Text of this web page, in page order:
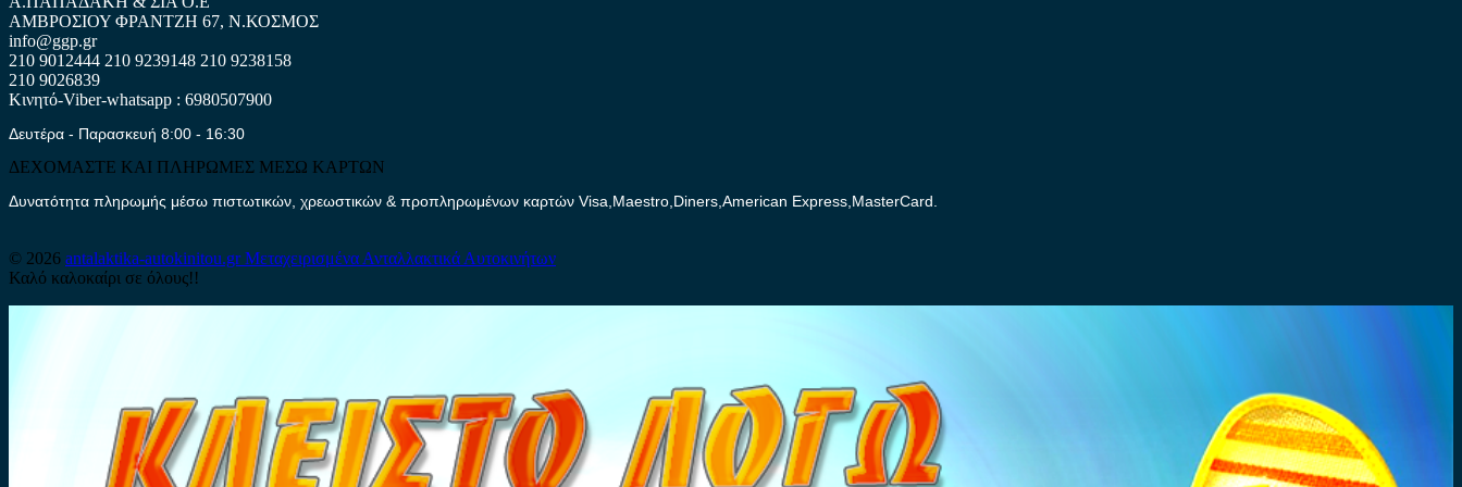
ΑΜΒΡΟΣΙΟΥ ΦΡΑΝΤΖΗ 67, Ν.ΚΟΣΜΟΣ
info@ggp.gr
210 9012444 210 9239148 210 9238158
210 9026839
Κινητό-Viber-whatsapp : 6980507900
Δευτέρα - Παρασκευή 8:00 - 16:30
ΔΕΧΟΜΑΣΤΕ ΚΑΙ ΠΛΗΡΩΜΕΣ ΜΕΣΩ ΚΑΡΤΩΝ
Δυνατότητα πληρωμής μέσω πιστωτικών, χρεωστικών & προπληρωμένων καρτών Visa,Maestro,Diners,American Express,MasterCard.
© 2026 antalaktika-autokinitou.grΜεταχειρισμένα Ανταλλακτικά Αυτοκινήτων
Καλό καλοκαίρι σε όλους!!